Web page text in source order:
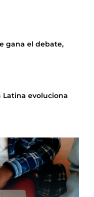
gana el debate,
Latina evoluciona